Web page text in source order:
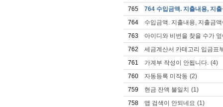
765
764 수입금액. 지출내용, 지
764
수입금액. 지출내용, 지출금
763
아이디와 비번을 찾을 수가
762
세금계산서 카테고리 입금표
761
가계부 작성이 안됩니다. (4)
760
자동등록 미작동 (2)
759
현금 잔액 불일치 (1)
758
앱 검색이 안되네요 (1)